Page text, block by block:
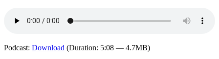
Podcast: Download (Duration: 5:08 — 4.7MB)